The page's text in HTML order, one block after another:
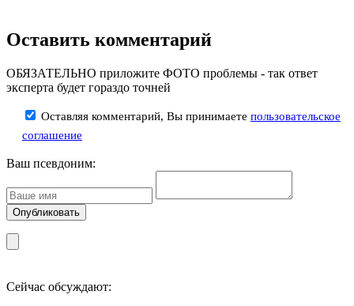
Оставить комментарий
ОБЯЗАТЕЛЬНО приложите ФОТО проблемы - так ответ
эксперта будет гораздо точней
Оставляя комментарий, Вы принимаете пользовательское
соглашение
Ваш псевдоним:
Сейчас обсуждают: